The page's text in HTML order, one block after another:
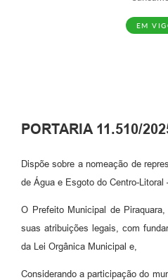
EM
PORTARIA 11.510/
Dispõe sobre a nomeação de
de Água e Esgoto do Centro-Litoral
O Prefeito Municipal de
suas atribuições legais, com
da Lei Orgânica Municipal e,
Considerando a participação do